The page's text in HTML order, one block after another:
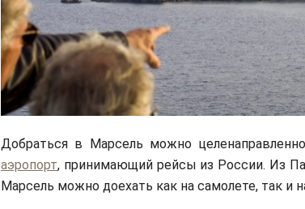
Добраться в Марсель можно
аэропорт, принимающий рейсы из России. Из
Марсель можно доехать как на самолете, так и